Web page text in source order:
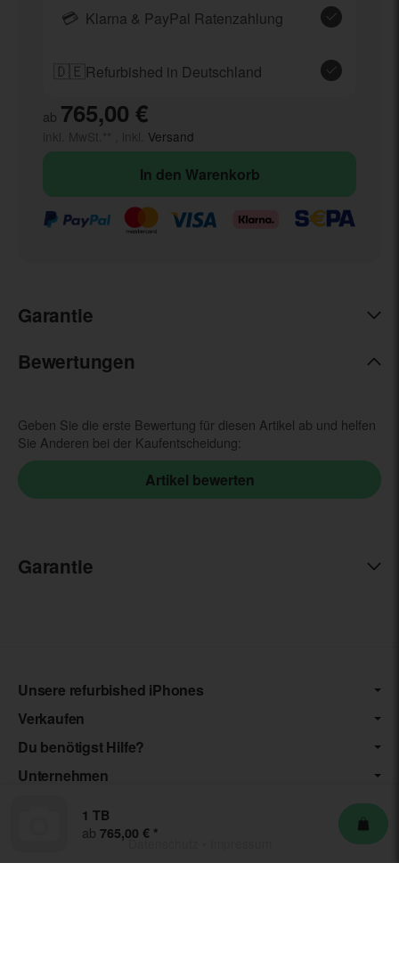
💳 Klarna & PayPal Ratenzahlung
🇩🇪Refurbished in Deutschland
ab 765,00 €
Versand
In den Warenkorb
1 TB
ab 765,00 € *
Garantie
Bewertungen
Geben Sie die erste Bewertung für diesen Artikel ab und helfen
Sie Anderen bei der Kaufentscheidung:
Garantie
Unsere refurbished iPhones
Verkaufen
Du benötigst Hilfe?
Unternehmen
Datenschutz